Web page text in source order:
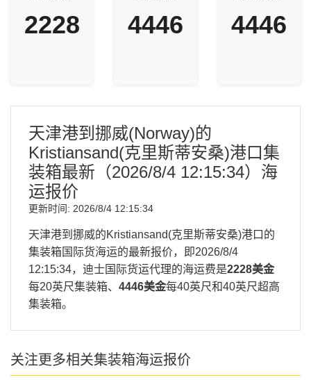
2228 4446 4446
天津港到挪威(Norway)的
Kristiansand(克里斯蒂安桑)港口集
装箱最新（2026/8/4 12:15:34）海
运报价
更新时间: 2026/8/4 12:15:34
天津港到挪威的Kristiansand(克里斯蒂安桑)港口的
集装箱国际货海运的最新报价，即2026/8/4
12:15:34，迪士国际货运代理的海运费是2228美金
每20英尺集装箱、 4446美金每40英尺和40英尺超高
集装箱。
关注更多相关集装箱海运报价